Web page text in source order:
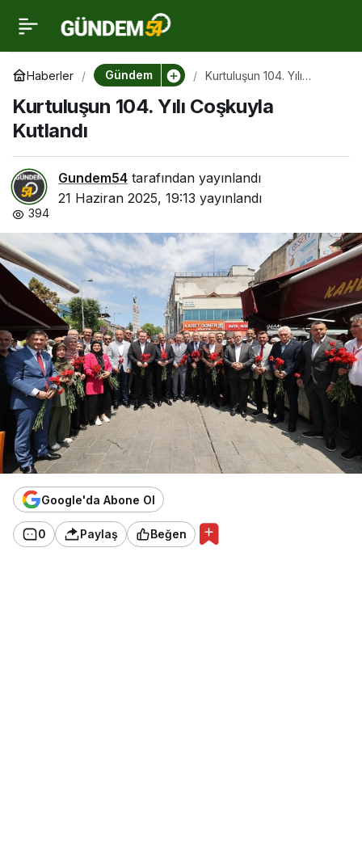
Haberler Gündem
Kurtuluşun 104. Yılı
Kurtuluşun 104. Yılı Coşkuyla
Kutlandı
Gundem54 tarafından yayınlandı
21 Haziran 2025, 19:13 yayınlandı
394
Google'da Abone Ol
0 Paylaş Beğen
Kurtuluşun 104. Yılı
Coşkuyla Kutlandı